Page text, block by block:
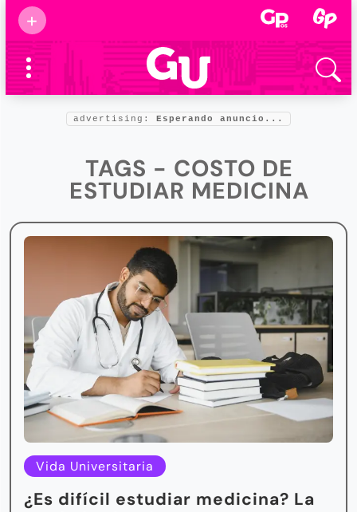
+
Supermamás
2025
Marcas de
confianza
Foro salud
advertising: Esperando anuncio...
TAGS - COSTO DE
ESTUDIAR MEDICINA
Vida Universitaria
¿Es difícil estudiar medicina? La